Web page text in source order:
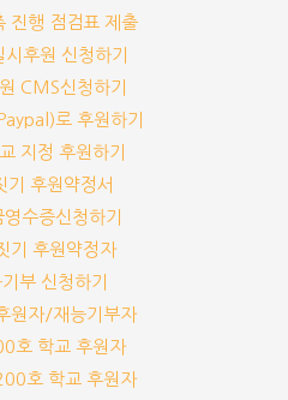
진행 점검표 제출
후원 신청하기
CMS신청하기
로 후원하기
지정 후원하기
기 후원약정서
수증신청하기
기 후원약정자
부 신청하기
원자/재능기부자
호 학교 후원자
호 학교 후원자